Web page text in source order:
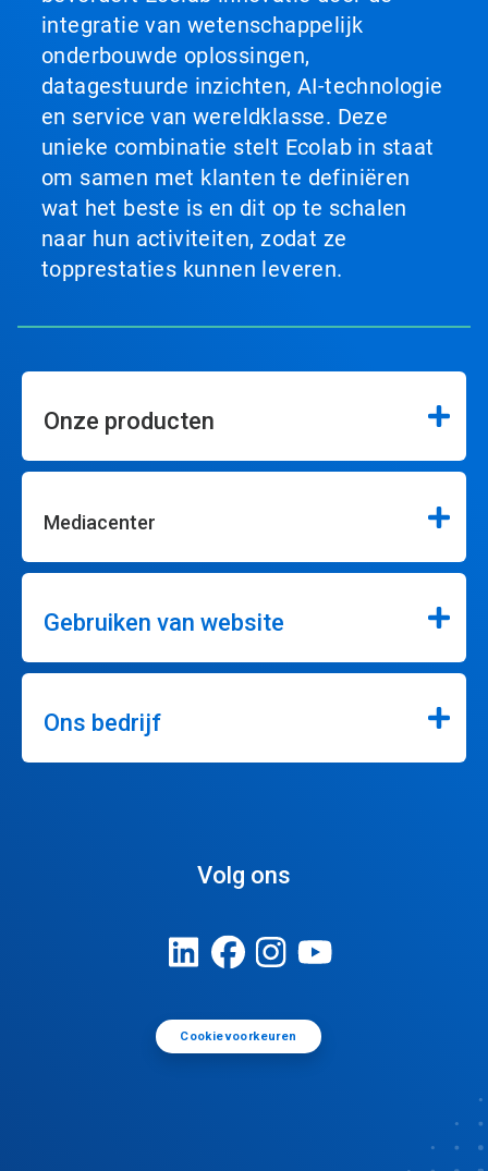
integratie van wetenschappelijk
onderbouwde oplossingen,
datagestuurde inzichten, AI-technologie
en service van wereldklasse. Deze
unieke combinatie stelt Ecolab in staat
om samen met klanten te definiëren
wat het beste is en dit op te schalen
naar hun activiteiten, zodat ze
topprestaties kunnen leveren.
Onze producten
Mediacenter
Gebruiken van website
Ons bedrijf
Volg ons
Cookievoorkeuren